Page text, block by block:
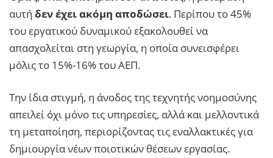
αυτή δεν έχει ακόμη αποδώσει. Περίπου το 45%
του εργατικού δυναμικού εξακολουθεί να
απασχολείται στη γεωργία, η οποία συνεισφέρει
μόλις το 15%-16% του ΑΕΠ.
Την ίδια στιγμή, η άνοδος της τεχνητής νοημοσύνης
απειλεί όχι μόνο τις υπηρεσίες, αλλά και μελλοντικά
τη μεταποίηση, περιορίζοντας τις εναλλακτικές για
δημιουργία νέων ποιοτικών θέσεων εργασίας.